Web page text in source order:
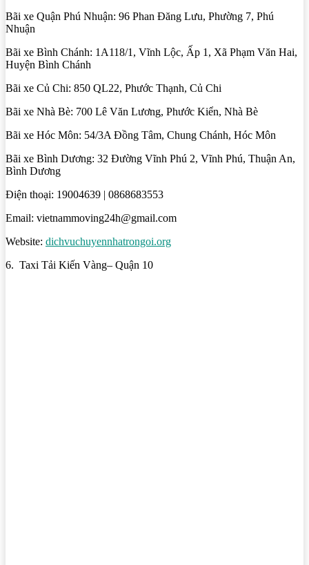
Bãi xe Quận Phú Nhuận: 96 Phan Đăng Lưu, Phường 7, Phú
Nhuận
Bãi xe Bình Chánh: 1A118/1, Vĩnh Lộc, Ấp 1, Xã Phạm Văn Hai,
Huyện Bình Chánh
Bãi xe Củ Chi: 850 QL22, Phước Thạnh, Củ Chi
Bãi xe Nhà Bè: 700 Lê Văn Lương, Phước Kiển, Nhà Bè
Bãi xe Hóc Môn: 54/3A Đồng Tâm, Chung Chánh, Hóc Môn
Bãi xe Bình Dương: 32 Đường Vĩnh Phú 2, Vĩnh Phú, Thuận An,
Bình Dương
Điện thoại: 19004639 | 0868683553
Email: vietnammoving24h@gmail.com
Website: dichvuchuyennhatrongoi.org
6. Taxi Tải Kiến Vàng– Quận 10